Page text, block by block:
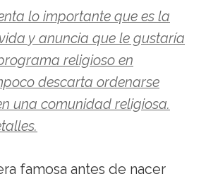
lo importante que es la
y anuncia que le gustaría
religioso en
descarta ordenarse
una comunidad religiosa.
famosa antes de nacer